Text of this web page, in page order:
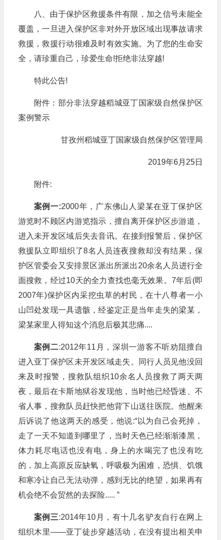
八、由于保护区救援条件有限，加之信号未能全
覆盖，一旦进入保护区非对外开放区域出现事故请求
救援，救援行动很难及时有效实施。为了您的生命安
全，请珍重自己，珍爱生命!拒绝非法穿越!
特此公告!
附件：部分非法穿越稻城亚丁国家级自然保护区
案例警示
甘孜州稻城亚丁国家级自然保护区管理局
2019年6月25日
附件:
案例一:2000年，广东佛山人梁某在亚丁保护区
游览时不顾区内游览指示，擅自离开保护区步游道，
进入未开发区域后失去音讯。在接到报警后，保护区
救援队立即组织了8名人员连夜搜救却没有结果，保
护区管委会又安排景区派出所派出20余名人员进行全
面搜救，经过10天的全力查找也毫无效果。7年后(即
2007年)保护区内采挖虫草的村民，在十八尊者一小
山凹处发现一具遗骸，经鉴定正是当年走失的梁某，
梁某家里人得知这个消息后极其悲痛....
案例二:2012年11月，深圳一游客不听劝阻擅自
进入亚丁保护区未开发区域走失。同行人员见他没回
来及时报警，搜救队组织10余名人员搜救了两天两
夜，最后在卡斯地狱谷发现他，当时他已经昏迷、不
省人事，搜救队员赶快把他背下山送往医院。他醒来
后诉说了他这两天的感受，他说:“以为自己会死掉，
走了一天不知道到哪里了，当时天色已经渐渐漆黑，
体力耗尽电话也没有电，身上的水喝完了也没有吃
的，加上高原反应缺氧，呼吸极为困难，恐惧、饥饿
和寒冷让自己无法动弹，感到无比的绝望，如果再有
机会绝不会贸然的去探险..... ”
案例三:2014年10月，有十几名驴友自行在网上
组织木里——亚丁徒步穿越活动，在没有提出相关申